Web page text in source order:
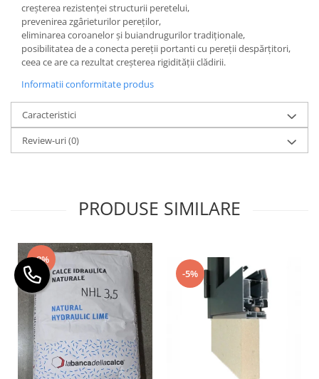
creșterea rezistenței structurii peretelui,
prevenirea zgârieturilor pereților,
eliminarea coroanelor și buiandrugurilor tradiționale,
posibilitatea de a conecta pereții portanti cu pereții despărțitori,
ceea ce are ca rezultat creșterea rigidității clădirii.
Informatii conformitate produs
Caracteristici
Review-uri(0)
PRODUSE SIMILARE
-8%
-5%